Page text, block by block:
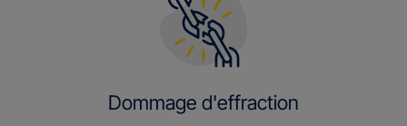
Dommage d'effraction